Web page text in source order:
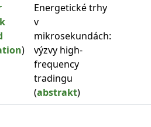
)
Energetické trhy
v
mikrosekundách:
výzvy high-
frequency
tradingu
(abstrakt)